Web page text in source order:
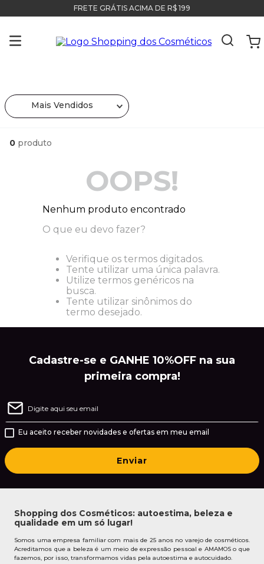
FRETE GRÁTIS ACIMA DE R$ 199
Mais Vendidos
0 produto
OOPS!
Nenhum produto encontrado
O que eu devo fazer?
Verifique os termos digitados.
Tente utilizar uma única palavra.
Utilize termos genéricos na
busca.
Tente utilizar sinônimos do
termo desejado.
Cadastre-se e GANHE 10%OFF na sua
primeira compra!
Eu aceito receber novidades e ofertas em meu email
Enviar
Shopping dos Cosméticos: autoestima, beleza e
qualidade em um só lugar!
Somos uma empresa familiar com mais de 25 anos no varejo de cosméticos.
Acreditamos que a beleza é um meio de expressão pessoal e AMAMOS o que
fazemos, por isso, transformamos vidas pela autoestima e autocuidado.